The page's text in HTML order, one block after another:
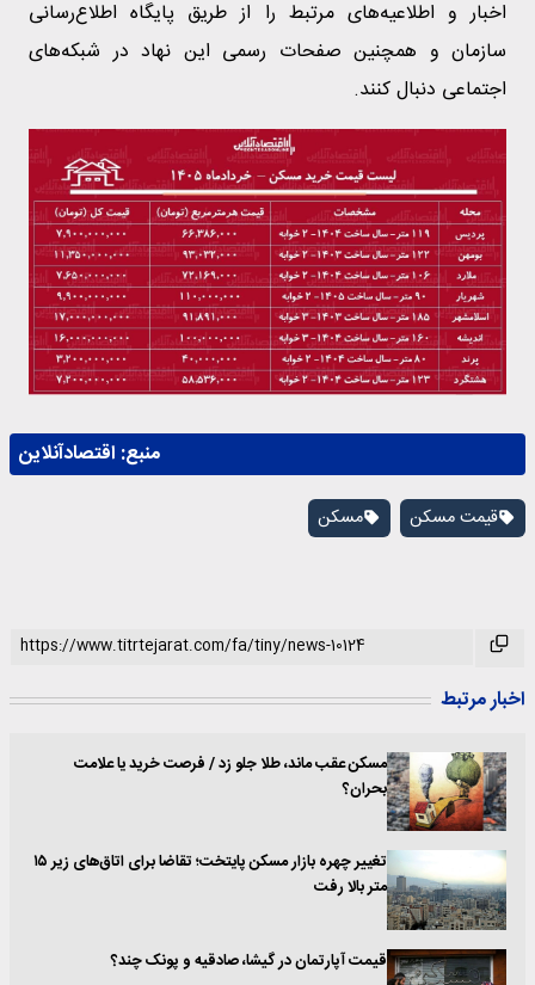
اخبار و اطلاعیه‌های مرتبط را از طریق پایگاه اطلاع‌رسانی
سازمان و همچنین صفحات رسمی این نهاد در شبکه‌های
اجتماعی دنبال کنند.
منبع: اقتصادآنلاین
قیمت مسکن مسکن
اخبار مرتبط
مسکن عقب ماند، طلا جلو زد / فرصت خرید یا علامت
بحران؟
تغییر چهره بازار مسکن پایتخت؛ تقاضا برای اتاق‌های زیر ۱۵
متر بالا رفت
قیمت آپارتمان در گیشا، صادقیه و پونک چند؟